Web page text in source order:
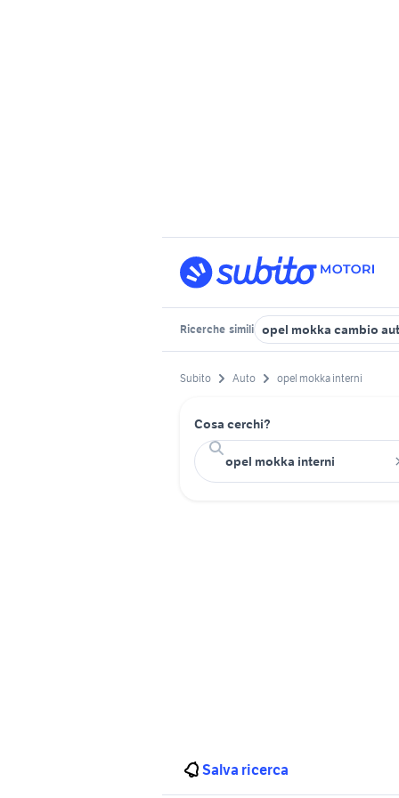
Ricerche simili opel mokka cambio
Subito Auto opel mokka interni
Cosa cerchi?
Salva ricerca